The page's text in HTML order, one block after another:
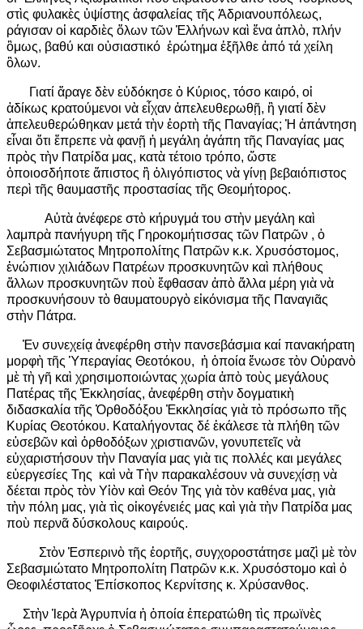
στὶς φυλακὲς ὑψίστης ἀσφαλείας τῆς Ἀδριανουπόλεως,
ράγισαν οἱ καρδιὲς ὅλων τῶν Ἑλλήνων καὶ ἕνα ἁπλὸ, πλήν
ὃμως, βαθύ και οὐσιαστικό ἐρώτημα ἐξῆλθε ἀπό τά χείλη
ὃλων.
Γιατί ἄραγε δὲν εὐδόκησε ὁ Κύριος, τόσο καιρό, οἱ
ἀδίκως κρατούμενοι νὰ εἶχαν ἀπελευθερωθῇ, ἢ γιατί δὲν
ἀπελευθερώθηκαν μετά τὴν ἑορτὴ τῆς Παναγίας; Ἡ ἀπάντηση
εἶναι ὅτι ἔπρεπε νὰ φανῇ ἡ μεγάλη ἀγάπη τῆς Παναγίας μας
πρὸς τὴν Πατρίδα μας, κατὰ τέτοιο τρόπο, ὥστε
ὁποιοσδήποτε ἄπιστος ἢ ὀλιγόπιστος νὰ γίνῃ βεβαιόπιστος
περὶ τῆς θαυμαστῆς προστασίας τῆς Θεομήτορος.
Αὐτὰ ἀνέφερε στὸ κήρυγμά του στὴν μεγάλη καὶ
λαμπρὰ πανήγυρη τῆς Γηροκομήτισσας τῶν Πατρῶν , ὁ
Σεβασμιώτατος Μητροπολίτης Πατρῶν κ.κ. Χρυσόστομος,
ἐνώπιον χιλιάδων Πατρέων προσκυνητῶν καὶ πλήθους
ἄλλων προσκυνητῶν ποὺ ἔφθασαν ἀπὸ ἄλλα μέρη γιὰ νὰ
προσκυνήσουν τὸ θαυματουργὸ εἰκόνισμα τῆς Παναγιᾶς
στὴν Πάτρα.
Ἐν συνεχείᾳ ἀνεφέρθη στὴν πανσεβάσμια καί πανακήρατη
μορφὴ τῆς Ὑπεραγίας Θεοτόκου, ἡ ὁποία ἕνωσε τὸν Οὐρανὸ
μὲ τὴ γῆ καὶ χρησιμοποιώντας χωρία ἀπὸ τοὺς μεγάλους
Πατέρας τῆς Ἐκκλησίας, ἀνεφέρθη στὴν δογματικὴ
διδασκαλία τῆς Ὀρθοδόξου Ἐκκλησίας γιὰ τὸ πρόσωπο τῆς
Κυρίας Θεοτόκου. Καταλήγοντας δέ ἐκάλεσε τὰ πλήθη τῶν
εὐσεβῶν καὶ ὀρθοδόξων χριστιανῶν, γονυπετεῖς νὰ
εὐχαριστήσουν τὴν Παναγία μας γιὰ τις πολλές και μεγάλες
εὐεργεσίες Της καὶ νὰ Τὴν παρακαλέσουν νὰ συνεχίσῃ νὰ
δέεται πρὸς τὸν Υἱὸν καὶ Θεόν Της γιὰ τὸν καθένα μας, γιὰ
τὴν πόλη μας, γιὰ τὶς οἰκογένειές μας καὶ γιὰ τὴν Πατρίδα μας
ποὺ περνᾶ δύσκολους καιρούς.
Στὸν Ἑσπερινὸ τῆς ἑορτῆς, συγχοροστάτησε μαζὶ μὲ τὸν
Σεβασμιώτατο Μητροπολίτη Πατρῶν κ.κ. Χρυσόστομο καὶ ὁ
Θεοφιλέστατος Ἐπίσκοπος Κερνίτσης κ. Χρύσανθος.
Στὴν Ἱερὰ Ἀγρυπνία ἡ ὁποία ἐπερατώθη τὶς πρωϊνὲς